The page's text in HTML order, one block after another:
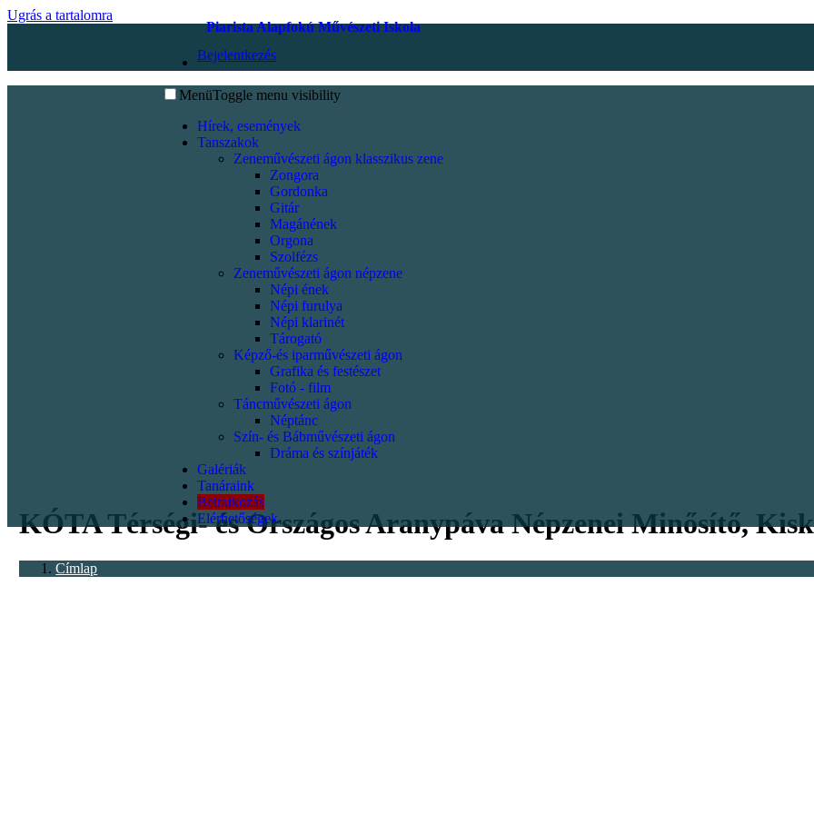
Ugrás a tartalomra
Piarista Alapfokú Művészeti Iskola
Bejelentkezés
MenüToggle menu visibility
Hírek, események
Tanszakok
Zeneművészeti ágon klasszikus zene
Zongora
Gordonka
Gitár
Magánének
Orgona
Szolfézs
Zeneművészeti ágon népzene
Népi ének
Népi furulya
Népi klarinét
Tárogató
Képző-és iparművészeti ágon
Grafika és festészet
Fotó - film
Táncművészeti ágon
Néptánc
Szín- és Bábművészeti ágon
Dráma és színjáték
Galériák
Tanáraink
Beiratkozás
Elérhetőségek
KÓTA Térségi- és Országos Aranypáva Népzenei Minősítő,
Címlap